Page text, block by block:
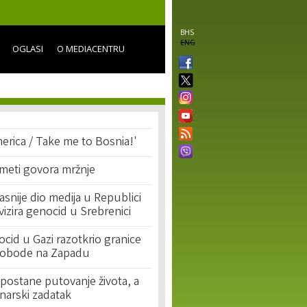
BHS
ENG
OGLASI O MEDIACENTRU
/ Take me to Bosnia!'
govora mržnje
dio medija u Republici
genocid u Srebrenici
u Gazi razotkrio granice
na Zapadu
putovanje života, a
zadatak